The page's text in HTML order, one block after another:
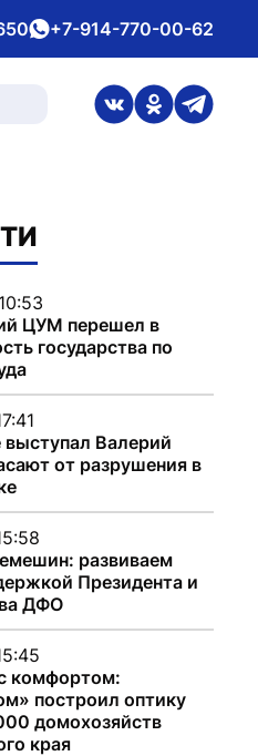
whatsApp
+7-914-770-00-62
ссылка на
ссылка на
10:53
ЦУМ перешел в
государства по
выступал Валерий
от разрушения в
развиваем
Президента и
ДФО
комфортом:
построил оптику
домохозяйств
края